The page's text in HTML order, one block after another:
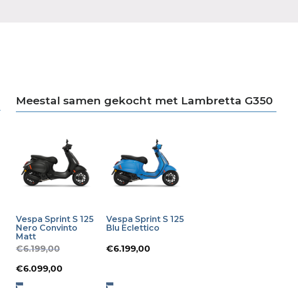
Meestal samen gekocht met Lambretta G350
Vespa Sprint S 125
Nero Convinto
Matt
€6.199,00Oorspronkelijke
prijs
€6.099,00
Vespa Sprint S 125
Blu Eclettico
€6.199,00